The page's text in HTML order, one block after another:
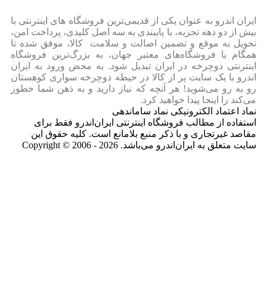
ایران‌ اندرو به عنوان یکی از قدیمی‌ترین فروشگاه های اینترنتی با
بیش از دو دهه تجربه، با پایبندی به سه اصل کلیدی، پرداخت امن،
تحویل به موقع و تضمین اصالت و سلامت کالا، موفق شده تا
همگام با فروشگاه‌های معتبر جهان، به بزرگ‌ترین فروشگاه
اینترنتی دوچرخه در ایران تبدیل شود. به محض ورود به ایران‌
اندرو با یک سایت پر از کالا در حیطه دوچرخه سواری کوهستان
رو به رو می‌شوید! هر آنچه که نیاز دارید و به ذهن شما خطور
می‌کند را اینجا پیدا خواهید کرد.
نماد اعتماد الکترونیکی نماد ساماندهی
استفاده از مطالب فروشگاه اینترنتی ایران‌اندرو فقط برای
مقاصد غیرتجاری و با ذکر منبع بلامانع است. کلیه حقوق این
سایت متعلق به ایران‌اندرو می‌باشد. Copyright © 2006 - 2026